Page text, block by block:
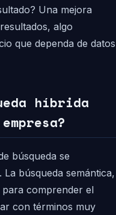
Una mejora
algo
que dependa de datos
híbrida
búsqueda se
búsqueda semántica,
para comprender el
con términos muy